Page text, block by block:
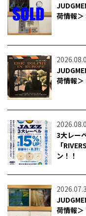
荷情報
荷情報
3大レー
「
ン！！
荷情報